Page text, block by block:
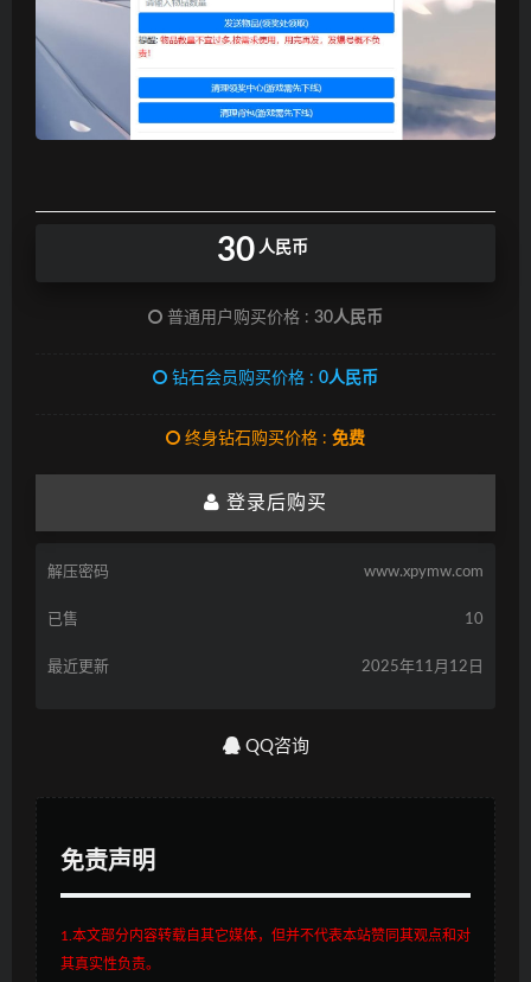
30 人民币
普通用户购买价格 : 30人民币
钻石会员购买价格 : 0人民币
终身钻石购买价格 : 免费
登录后购买
解压密码 www.xpymw.com
已售 10
最近更新 2025年11月12日
QQ咨询
免责声明
1.本文部分内容转载自其它媒体，但并不代表本站赞同其观点和对
其真实性负责。